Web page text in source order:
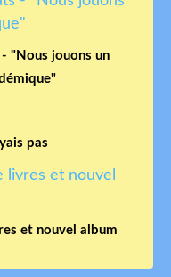
"Nous jouons un
pas
et nouvel album